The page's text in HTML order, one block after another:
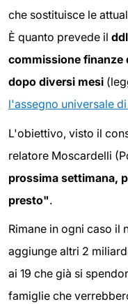
che sostituisce le
È quanto prevede il
commissione finanze
dopo diversi mesi
l'assegno universale
L'obiettivo, visto il
relatore Moscardelli
prossima settimana,
presto".
Rimane in ogni caso il
aggiunge altri 2
ai 19 che già si
famiglie che